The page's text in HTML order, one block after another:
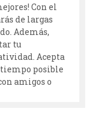
Con el
de largas
Además,
tu
Acepta
posible
amigos o